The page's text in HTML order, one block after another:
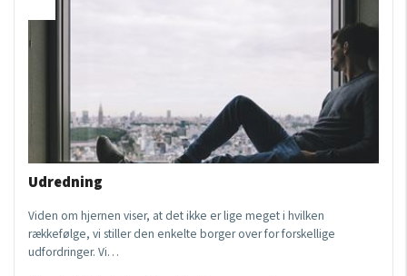
Udredning
Viden om hjernen viser, at det ikke er lige meget i hvilken
rækkefølge, vi stiller den enkelte borger over for forskellige
udfordringer. Vi…